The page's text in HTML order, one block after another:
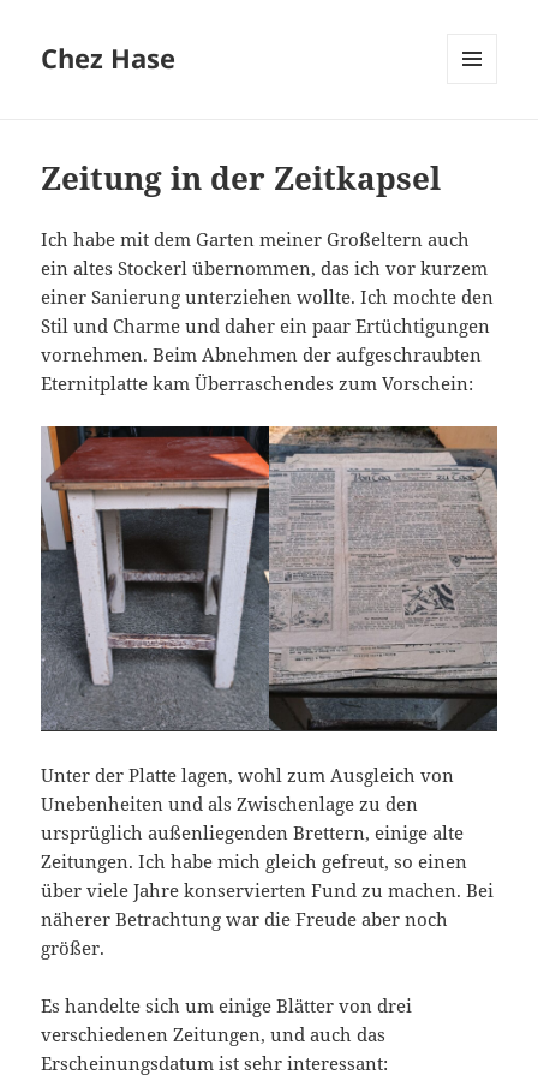
Chez Hase
Zeitung in der Zeitkapsel
Ich habe mit dem Garten meiner Großeltern auch
ein altes Stockerl übernommen, das ich vor kurzem
einer Sanierung unterziehen wollte. Ich mochte den
Stil und Charme und daher ein paar Ertüchtigungen
vornehmen. Beim Abnehmen der aufgeschraubten
Eternitplatte kam Überraschendes zum Vorschein:
Unter der Platte lagen, wohl zum Ausgleich von
Unebenheiten und als Zwischenlage zu den
ursprüglich außenliegenden Brettern, einige alte
Zeitungen. Ich habe mich gleich gefreut, so einen
über viele Jahre konservierten Fund zu machen. Bei
näherer Betrachtung war die Freude aber noch
größer.
Es handelte sich um einige Blätter von drei
verschiedenen Zeitungen, und auch das
Erscheinungsdatum ist sehr interessant: